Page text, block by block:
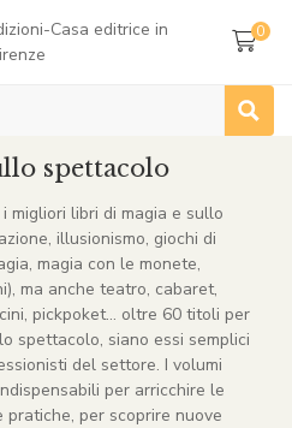
0
spettacolo
migliori libri di magia e sullo
illusionismo, giochi di
magia con le monete,
ma anche teatro, cabaret,
pickpoket… oltre 60 titoli per
spettacolo, siano essi semplici
del settore. I volumi
per arricchire le
per scoprire nuove